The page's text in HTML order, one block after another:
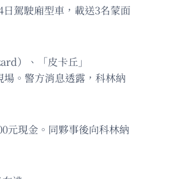
駕駛廂型車，載送3名蒙面
）、「皮卡丘」
。警方消息透露，科林納
元現金。同夥事後向科林納